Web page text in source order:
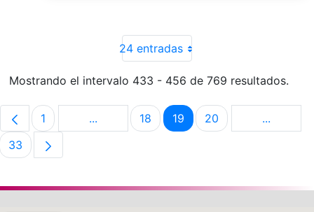
24 entradas
Mostrando el intervalo 433 - 456 de 769 resultados.
Página
1 ...Páginas intermedias Use TAB para
Página
18 Página
19 Página
20 ...Páginas
Página
33